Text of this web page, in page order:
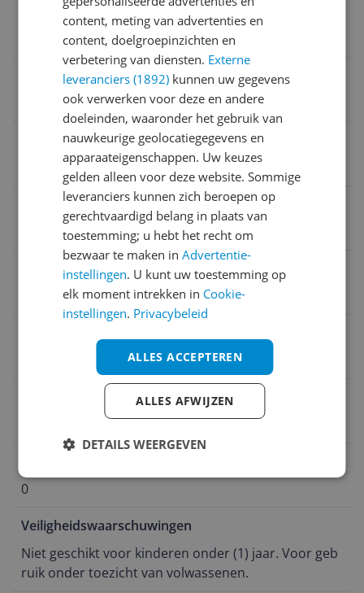
Personage van toepassing
STEM-speelgoed
Mathematics
Type STEM-speelgoed
Mathematics
Verpakkingsinhoud
Verpakking hoogte
0
Veiligheidswaarschuwingen
Niet geschikt voor kinderen onder (1) jaar. Voor geb
ruik onder toezicht van volwassenen.
content, meting van advertenties en
content, doelgroepinzichten en
verbetering van diensten. Externe
leveranciers (1892) kunnen uw gegevens
ook verwerken voor deze en andere
doeleinden, waaronder het gebruik van
nauwkeurige geolocatiegegevens en
apparaateigenschappen. Uw keuzes
gelden alleen voor deze website. Sommige
leveranciers kunnen zich beroepen op
gerechtvaardigd belang in plaats van
toestemming; u hebt het recht om
bezwaar te maken inAdvertentie-
instellingen. U kunt uw toestemming op
elk moment intrekken in Cookie-
instellingen. Privacybeleid
ALLES ACCEPTEREN
ALLES AFWIJZEN
DETAILS WEERGEVEN